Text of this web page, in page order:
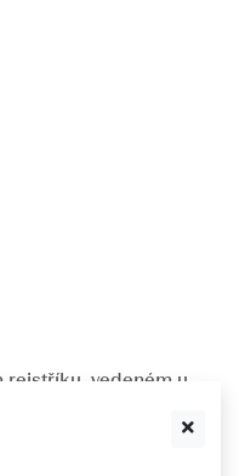
rejstříku, vedeném u
společnosti